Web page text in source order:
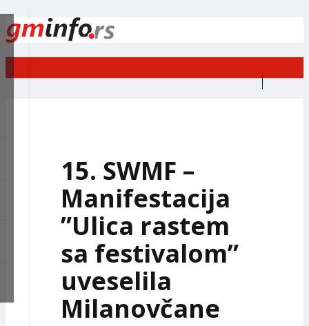
X
15. SWMF –
Manifestacija
”Ulica rastem
sa festivalom”
uveselila
Milanovčane